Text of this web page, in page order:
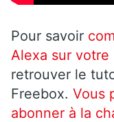
Pour savoir
Alexa sur votre
retrouver le
Freebox. Vous
abonner à la